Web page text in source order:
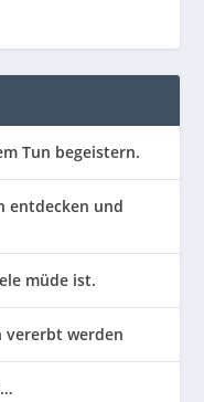
Tun begeistern.
entdecken und
müde ist.
vererbt werden